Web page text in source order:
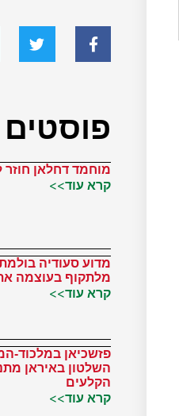
מוחמד דחלאן חוזר
קרא עוד>>
מדוע סעודיה
מלתקוף בעוצמה
קרא עוד>>
פזשכיאן במלכוד-
השלטון באיראן
הקלעים
קרא עוד>>